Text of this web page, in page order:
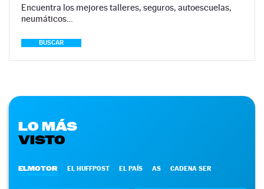
Encuentra los mejores talleres, seguros, autoescuelas,
neumáticos…
BUSCAR
LO MÁS
VISTO
ELMOTOR EL HUFFPOST EL PAÍS AS CADENA SER